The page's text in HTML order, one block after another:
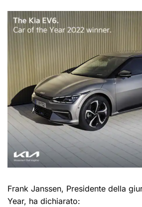
Frank Janssen, Presidente della
Year, ha dichiarato: